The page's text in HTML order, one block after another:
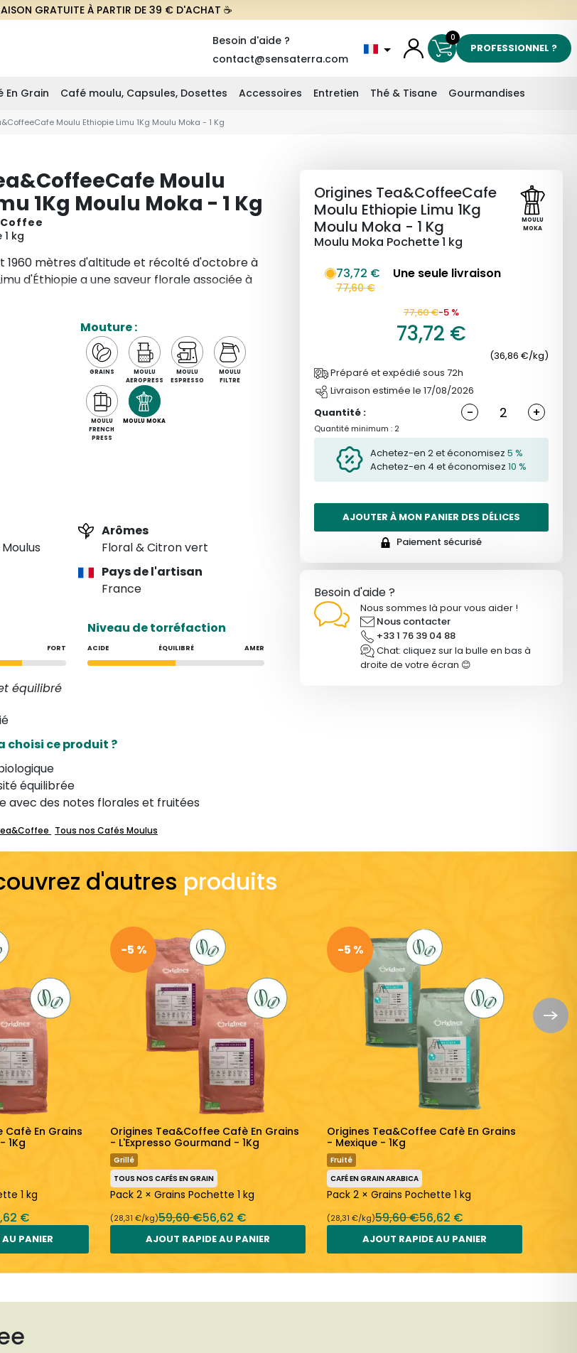
GRATUITE À PARTIR DE 39 € D'ACHAT ☕
Besoin d'aide ?
contact@sensaterra.com
0
PROFESSIONNEL ?
En Grain Café moulu, Capsules, Dosettes Accessoires Entretien Thé & Tisane Gourmandises
Moulu Ethiopie Limu 1Kg Moulu Moka - 1 Kg
Moulu
1Kg Moulu Moka - 1 Kg
kg
1960 mètres d'altitude et récolté d'octobre à
d'Éthiopie a une saveur florale associée à
vert. C'est un café bien équilibré, long en
café vous emmènera directement dans ce
avec son arôme prononcé de café frais.
Mouture :
GRAINS
MOULU
AEROPRESS
MOULU
ESPRESSO
MOULU
FILTRE
MOULU
FRENCH
PRESS
MOULU MOKA
Arômes
Floral & Citron vert
Pays de l'artisan
France
FORT
Niveau de torréfaction
ACIDE ÉQUILIBRÉ AMER
équilibré
choisi ce produit ?
équilibrée
avec des notes florales et fruitées
Tous nos Cafés Moulus
MOULU
MOKA
Origines Tea&CoffeeCafe
Moulu Ethiopie Limu 1Kg
Moulu Moka - 1 Kg
Moulu Moka Pochette 1 kg
73,72 €
77,60 €
Une seule livraison
77,60 €-5 %
73,72 €
(36,86 €/kg)
Préparé et expédié sous 72h
Livraison estimée le 17/08/2026
Quantité :
- +
Quantité minimum : 2
Achetez-en 2 et économisez 5 %
Achetez-en 4 et économisez 10 %
AJOUTER À MON PANIER DES DÉLICES
Paiement sécurisé
Besoin d'aide ?
Nous sommes là pour vous aider !
Nous contacter
+33 1 76 39 04 88
Chat: cliquez sur la bulle en bas à
droite de votre écran 😊
d'autres produits
En Grains
1Kg
1 kg
€
PANIER
-5 %
Origines Tea&Coffee Cafè En Grains
- L'Expresso Gourmand - 1Kg
Grillé
TOUS NOS CAFÉS EN GRAIN
Pack 2 × Grains Pochette 1 kg
(28,31 €/kg)59,60 €56,62 €
AJOUT RAPIDE AU PANIER
-5 %
Origines Tea&Coffee Cafè En Grains
- Mexique - 1Kg
Fruité
CAFÉ EN GRAIN ARABICA
Pack 2 × Grains Pochette 1 kg
(28,31 €/kg)59,60 €56,62 €
AJOUT RAPIDE AU PANIER